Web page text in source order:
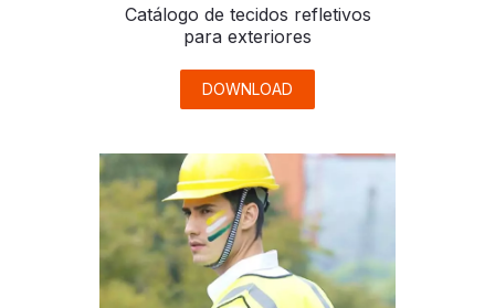
Catálogo de tecidos refletivos
para exteriores
DOWNLOAD